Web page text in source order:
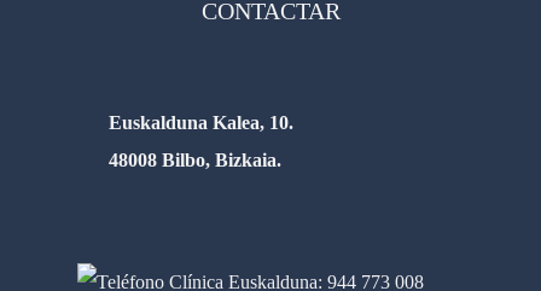
CONTACTAR
Euskalduna Kalea, 10.
48008 Bilbo, Bizkaia.